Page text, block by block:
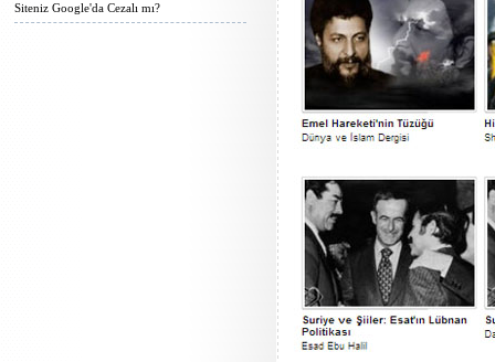
Siteniz Google'da Cezalı mı?